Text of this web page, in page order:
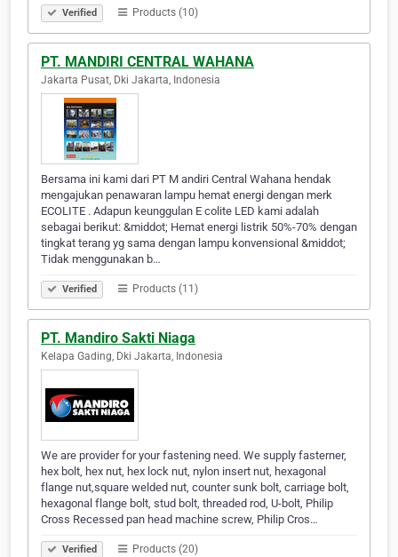
Verified Products (10)
PT. MANDIRI CENTRAL WAHANA
Jakarta Pusat, Dki Jakarta, Indonesia
Bersama ini kami dari PT M andiri Central Wahana hendak
mengajukan penawaran lampu hemat energi dengan merk
ECOLITE . Adapun keunggulan E colite LED kami adalah
sebagai berikut: &middot; Hemat energi listrik 50%-70% dengan
tingkat terang yg sama dengan lampu konvensional &middot;
Tidak menggunakan b…
Verified Products (11)
PT. Mandiro Sakti Niaga
Kelapa Gading, Dki Jakarta, Indonesia
We are provider for your fastening need. We supply fasterner,
hex bolt, hex nut, hex lock nut, nylon insert nut, hexagonal
flange nut,square welded nut, counter sunk bolt, carriage bolt,
hexagonal flange bolt, stud bolt, threaded rod, U-bolt, Philip
Cross Recessed pan head machine screw, Philip Cros…
Verified Products (20)